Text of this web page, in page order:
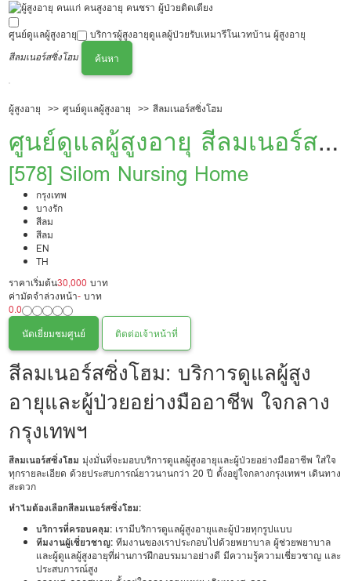
ศูนย์ดูแลผู้สูงอายุ บริการผู้สูงอายุดูแลผู้ป่วยรับเหมารีโนเวทบ้าน ผู้สูงอายุ
สีลมเนอร์สซิ่งโฮม
ค้นหา
ผู้สูงอายุ ศูนย์ดูแลผู้สูงอายุ สีลมเนอร์สซิ่งโฮม
ศูนย์ดูแลผู้สูงอายุ สีลมเนอร์ส
ซิ่งโฮม
[578] Silom Nursing Home
กรุงเทพ
บางรัก
สีลม
สีลม
EN
TH
ราคาเริ่มต้น30,000 บาท
ค่ามัดจำล่วงหน้า- บาท
0.0
นัดเยี่ยมชมศูนย์
ติดต่อเจ้าหน้าที่
สีลมเนอร์สซิ่งโฮม: บริการดูแลผู้สูง
อายุและผู้ป่วยอย่างมืออาชีพ ใจกลาง
กรุงเทพฯ
สีลมเนอร์สซิ่งโฮม มุ่งมั่นที่จะมอบบริการดูแลผู้สูงอายุและผู้ป่วยอย่างมืออาชีพ ใส่ใจ
ทุกรายละเอียด ด้วยประสบการณ์ยาวนานกว่า 20 ปี ตั้งอยู่ใจกลางกรุงเทพฯ เดินทาง
สะดวก
ทำไมต้องเลือกสีลมเนอร์สซิ่งโฮม:
บริการที่ครอบคลุม: เรามีบริการดูแลผู้สูงอายุและผู้ป่วยทุกรูปแบบ
ทีมงานผู้เชี่ยวชาญ: ทีมงานของเราประกอบไปด้วยพยาบาล ผู้ช่วยพยาบาล
และผู้ดูแลผู้สูงอายุที่ผ่านการฝึกอบรมมาอย่างดี มีความรู้ความเชี่ยวชาญ และ
ประสบการณ์สูง